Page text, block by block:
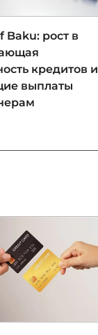
Baku: рост в
кредитов и
выплаты